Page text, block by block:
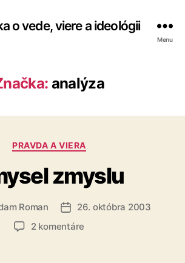
o vede, viere a ideológii
Menu
analýza
Kategórie
PRAVDA A VIERA
zmyslu
Roman
Dátum
článku
26. októbra 2003
2 komentáre